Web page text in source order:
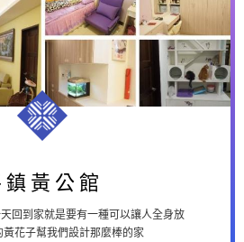
平鎮黃公館
鎮黃公館
回到家就是要有一種可以讓人全身放
花子幫我們設計那麼棒的家